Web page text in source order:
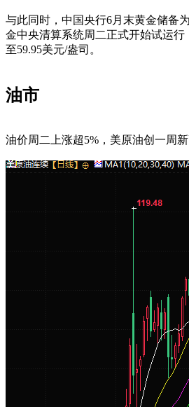
与此同时，中国央行6月末黄金储备
金中央清算系统周二正式开始试运
至59.95美元/盎司。
油市
油价周二上涨超5%，美原油创一周